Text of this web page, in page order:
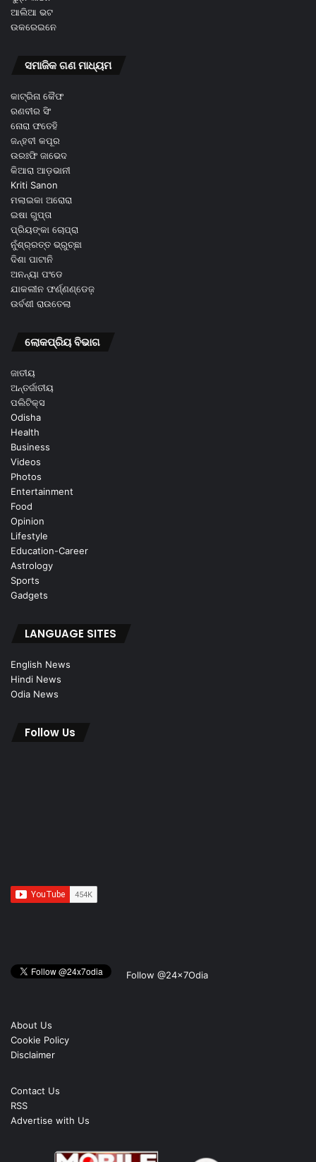
ଆଲିଆ ଭଟ
ଉକରେଇନେ
ସମାଜିକ ଗଣ ମାଧ୍ୟମ
କାଟ୍ରିନା କୈଫ
ରଣବୀର ସିଂ
ନୋରା ଫତେହି
ଜନ୍ହବୀ କପୂର
ଉରଃଫି ଜାଭେଦ
କିଆରା ଆଡ଼ଭାନୀ
Kriti Sanon
ମଲାଇକା ଅରୋରା
ଇଷା ଗୁପ୍ତା
ପ୍ରିୟଙ୍କା ଚୋପ୍ରା
ନୁଁଶ୍ର୍ରତ୍ତ ଭ୍ରୁଚ୍ଛା
ଦିଶା ପାଟାନି
ଅନନ୍ୟା ପଂଡେ
ଯାକଲୀନ ଫର୍ଣ୍ଣଣ୍ଡେଜ଼
ଉର୍ବଶୀ ରାଉତେଲା
ଲୋକପ୍ରିୟ ବିଭାଗ
ଜାତୀୟ
ଅନ୍ତର୍ଜାତୀୟ
ପଲିଟିକ୍ସ
Odisha
Health
Business
Videos
Photos
Entertainment
Food
Opinion
Lifestyle
Education-Career
Astrology
Sports
Gadgets
LANGUAGE SITES
English News
Hindi News
Odia News
Follow Us
Follow @24x7Odia
About Us
Cookie Policy
Disclaimer
Contact Us
RSS
Advertise with Us